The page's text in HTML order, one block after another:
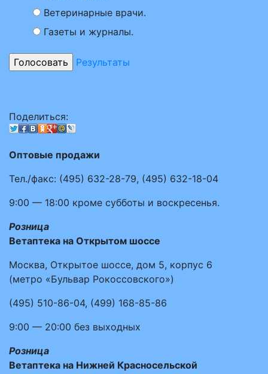
Ветеринарные врачи.
Газеты и журналы.
Результаты
Поделиться:
Оптовые продажи
Тел./факс: (495) 632-28-79, (495) 632-18-04
9:00 — 18:00 кроме субботы и воскресенья.
Розница
Ветаптека на Открытом шоссе
Москва, Открытое шоссе, дом 5, корпус 6
(метро «Бульвар Рокоссовского»)
(495) 510-86-04, (499) 168-85-86
9:00 — 20:00 без выходных
Розница
Ветаптека на Нижней Красносельской